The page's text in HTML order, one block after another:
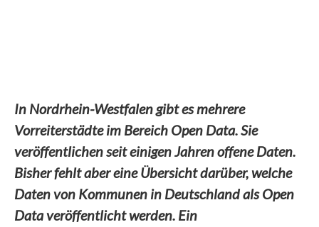
In Nordrhein-Westfalen gibt es mehrere
Vorreiterstädte im Bereich Open Data. Sie
veröffentlichen seit einigen Jahren offene Daten.
Bisher fehlt aber eine Übersicht darüber, welche
Daten von Kommunen in Deutschland als Open
Data veröffentlicht werden. Ein